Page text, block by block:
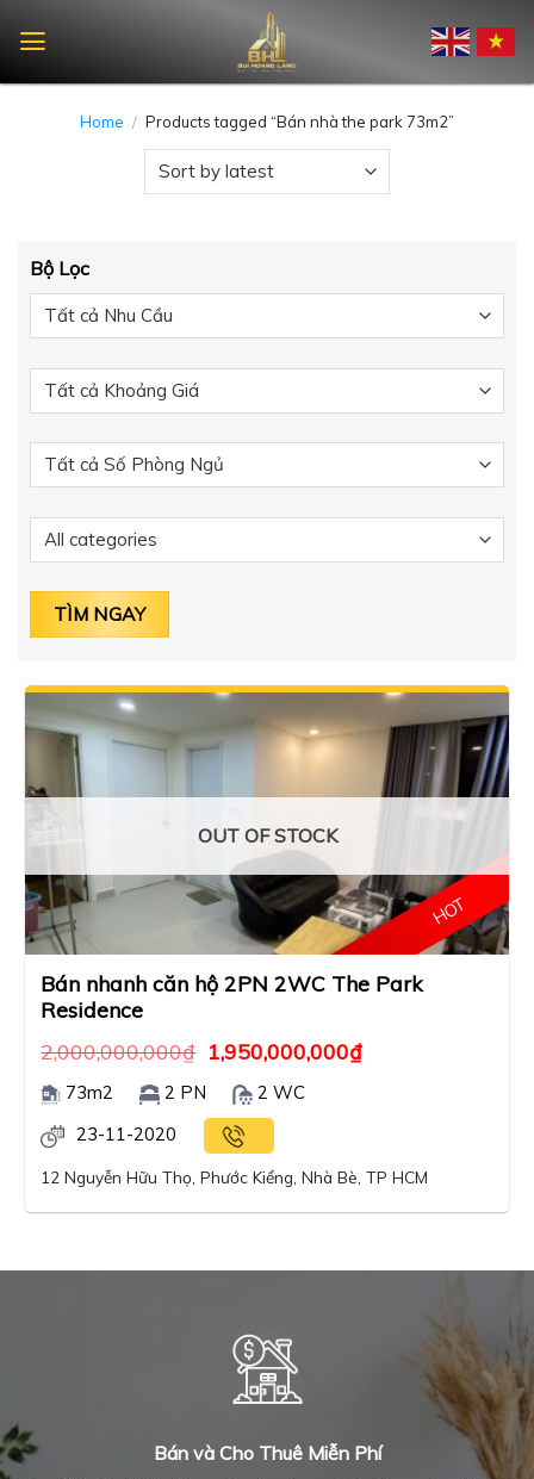
Home / Products tagged “Bán nhà the park 73m2”
Bộ Lọc
HOT
OUT OF STOCK
Bán nhanh căn hộ 2PN 2WC The Park
Residence
2,000,000,000₫ 1,950,000,000₫
73m2 2 PN
2 WC
23-11-2020
12 Nguyễn Hữu Thọ, Phước Kiểng, Nhà Bè, TP HCM
Bán và Cho Thuê Miễn Phí